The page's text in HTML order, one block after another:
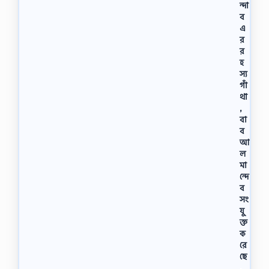
ন্দা
ব
এ
র
র
হ
স্য
গাঁ
থা
,
বা
ব
আ
ল
মা
ন্দে
ব
সং
যু
ক্ত
ক
রে
ছে